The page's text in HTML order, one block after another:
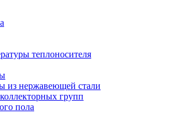
теплоносителя
из нержавеющей стали
групп
пола